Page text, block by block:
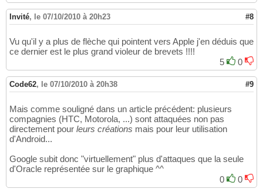
Invité, le 07/10/2010 à 20h23 #8
Vu qu'il y a plus de flèche qui pointent vers Apple j'en déduis que
ce dernier est le plus grand violeur de brevets !!!!
5
0
Code62, le 07/10/2010 à 20h38 #9
Mais comme souligné dans un article précédent: plusieurs
compagnies (HTC, Motorola, ...) sont attaquées non pas
directement pour leurs créations mais pour leur utilisation
d'Android...
Google subit donc "virtuellement" plus d'attaques que la seule
d'Oracle représentée sur le graphique ^^
0
0